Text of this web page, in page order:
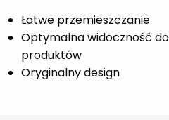
Łatwe przemieszczanie
Optymalna widoczność
produktów
Oryginalny design